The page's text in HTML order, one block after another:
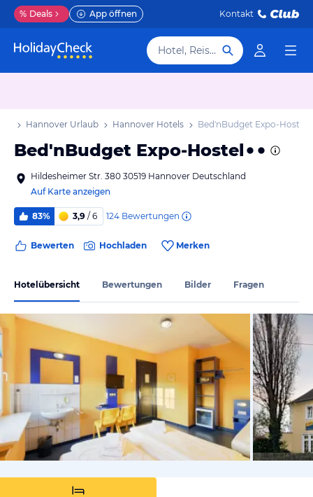
% Deals App öffnen Kontakt
Hotel, Reiseziel
Hannover Urlaub Hannover Hotels Bed'nBudget Expo-Hostel
Bed'nBudget Expo-Hostel
Hildesheimer Str. 380 30519 Hannover Deutschland
Auf Karte anzeigen
83% 3,9 / 6 124 Bewertungen
Bewerten Hochladen Merken
Hotelübersicht Bewertungen Bilder Fragen
vom